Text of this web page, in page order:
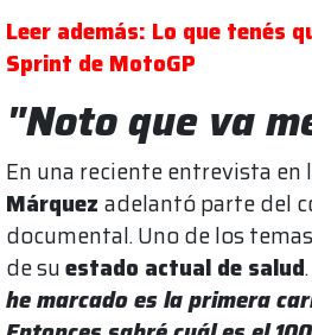
Leer además: Lo que tenés
Sprint de MotoGP
"Noto que va
En una reciente entrevista en
Márquez adelantó parte del
documental. Uno de los
de suestado actual de salud
he marcado es la primera